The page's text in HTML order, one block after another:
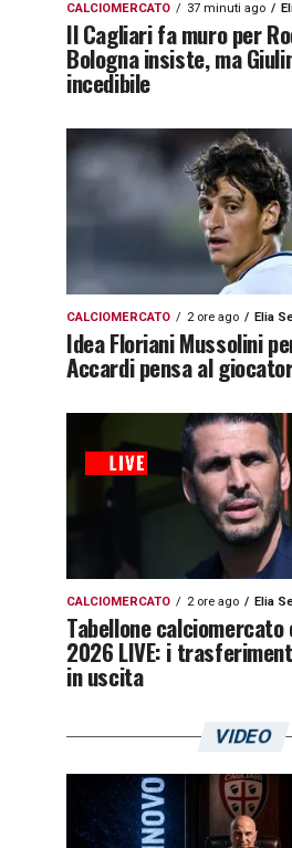
CALCIOMERCATO 37 minuti ago
Il Cagliari fa muro per
Bologna insiste, ma
incedibile
CALCIOMERCATO 2 ore ago Elia
Idea Floriani Mussolini
Accardi pensa al
CALCIOMERCATO 2 ore ago Elia
Tabellone
2026 LIVE: i
in uscita
VIDEO